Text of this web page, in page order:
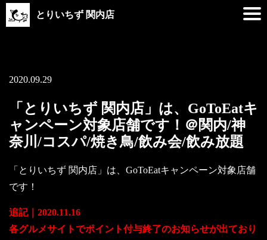
とりいちず 関内店
2020.09.29
「とりいちず 関内店」は、GoToEatキ
ャンペーン対象店舗です！＠関内/神
奈川/コスパ/焼き鳥/飲み会/飲み放題
「とりいちず 関内店」は、GoToEatキャンペーン対象店舗
です！
追記｜2020.11.16
各グルメサイトでポイント付与終了のお知らせが出ており